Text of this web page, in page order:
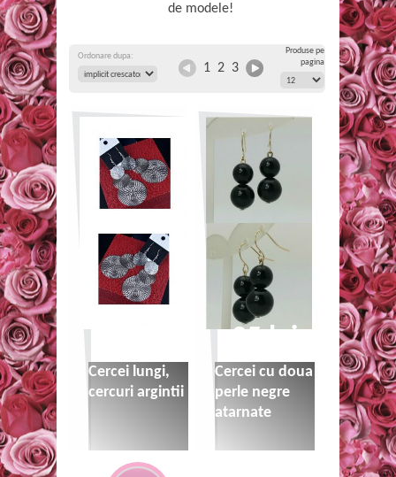
de modele!
Ordonare dupa:
1 2 3
Produse pe
pagina
Cercei lungi,
cercuri argintii
25 lei
Cercei cu doua
perle negre
atarnate